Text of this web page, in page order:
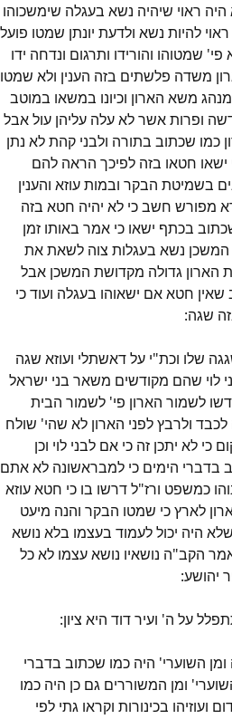
ראוי שיהיה נשא בעגלה שימשכוהו
להיות נשא ולדעת יונתן שמטו פועל
שמטוהו והורידו ותרגום ונדחה ידו
משדה פלשתים בזה הענין ולא שמטו
משא הארון וכיונו במשאו במוטב
ופרות אשר לא עלה עליהן עול אבל
כמו שכתוב בתורה ולבני קהת לא נתן
חטאו בזה לפיכך הראה להם
בשמיטת הבקר ובמות עוזא והענין
מפורש חשב כי לא יהיה חטא בזה
בכתף ישאו כי אמר באותו זמן
המשכן נשא בעגלות צוה לשאת את
הארון גדולה מקדושת המשכן אבל
חטא אם ישאוהו בעגלה ועוד כי
שגה:
שלו וכת"י על דאשתלי ועוזא שגה
לוי שהם מקודשים משאר בני ישראל
לשמור הארון פי' לשמור הבית
ולרבץ לפני הארון לא שהי' שולח
כי לא יתכן זה כי אם לבני לוי וכן
בדברי הימים כי למבראשונה לא אתם
כמשפט ורז"ל דרשו בו כי חטא עוזא
לארץ כי שמטו הבקר והנה מיעט
היה יכול לעמוד בעצמו בלא נושא
הקב"ה נושאיו נושא עצמו לא כל
יהושע:
על ה' ועיר דוד היא ציון:
ומן השוערי' היה כמו שכתוב בדברי
ומן המשוררים גם כן היה כמו
בכינורות וקראו גתי לפי